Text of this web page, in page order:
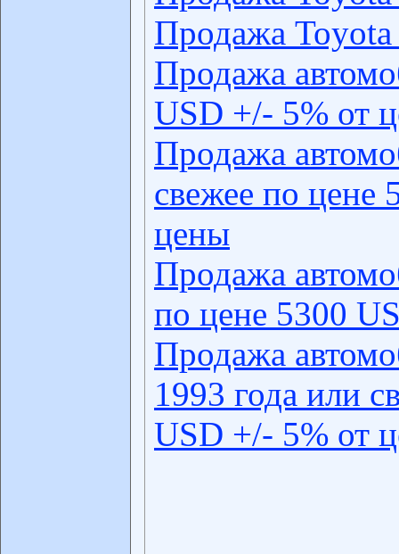
Продажа
Продажа
USD +/- 5% от
Продажа
свежее по цене
цены
Продажа
по цене 5300
Продажа
1993 года или
USD +/- 5% от